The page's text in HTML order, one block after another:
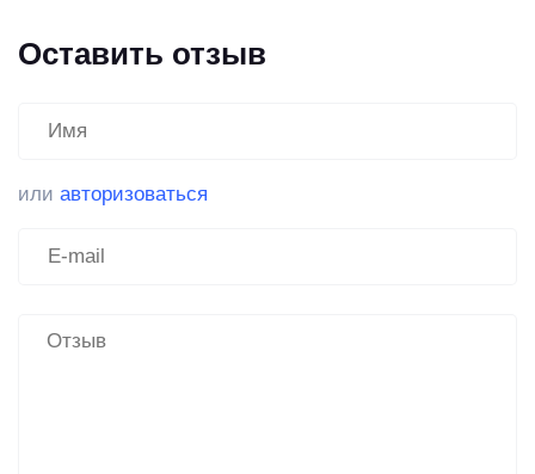
Оставить отзыв
или авторизоваться